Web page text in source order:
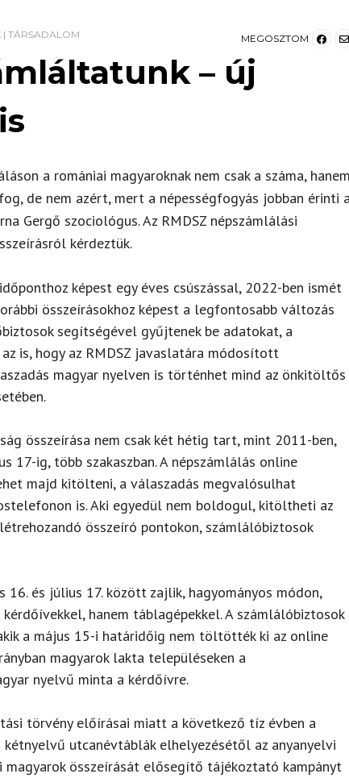
| TÁRSADALOM MEGOSZTOM
– új
a romániai magyaroknak nem csak a száma,
de nem azért, mert a népességfogyás jobban érinti
Gergő szociológus. Az RMDSZ népszámlálási
kérdeztük.
képest egy éves csúszással, 2022-ben ismét
összeírásokhoz képest a legfontosabb változás
segítségével gyűjtenek be adatokat, a
is, hogy az RMDSZ javaslatára módosított
magyar nyelven is történhet mind az önkitöltős
összeírása nem csak két hétig tart, mint 2011-ben,
17-ig, több szakaszban. A népszámlálás online
majd kitölteni, a válaszadás megvalósulhat
is. Aki egyedül nem boldogul, kitöltheti az
összeíró pontokon, számlálóbiztosok
16. és július 17. között zajlik, hagyományos módon,
hanem táblagépekkel. A számlálóbiztosok
a május 15-i határidőig nem töltötték ki az online
magyarok lakta településeken a
nyelvű minta a kérdőívre.
törvény előírásai miatt a következő tíz évben a
utcanévtáblák elhelyezésétől az anyanyelvi
magyarok összeírását elősegítő tájékoztató kampányt